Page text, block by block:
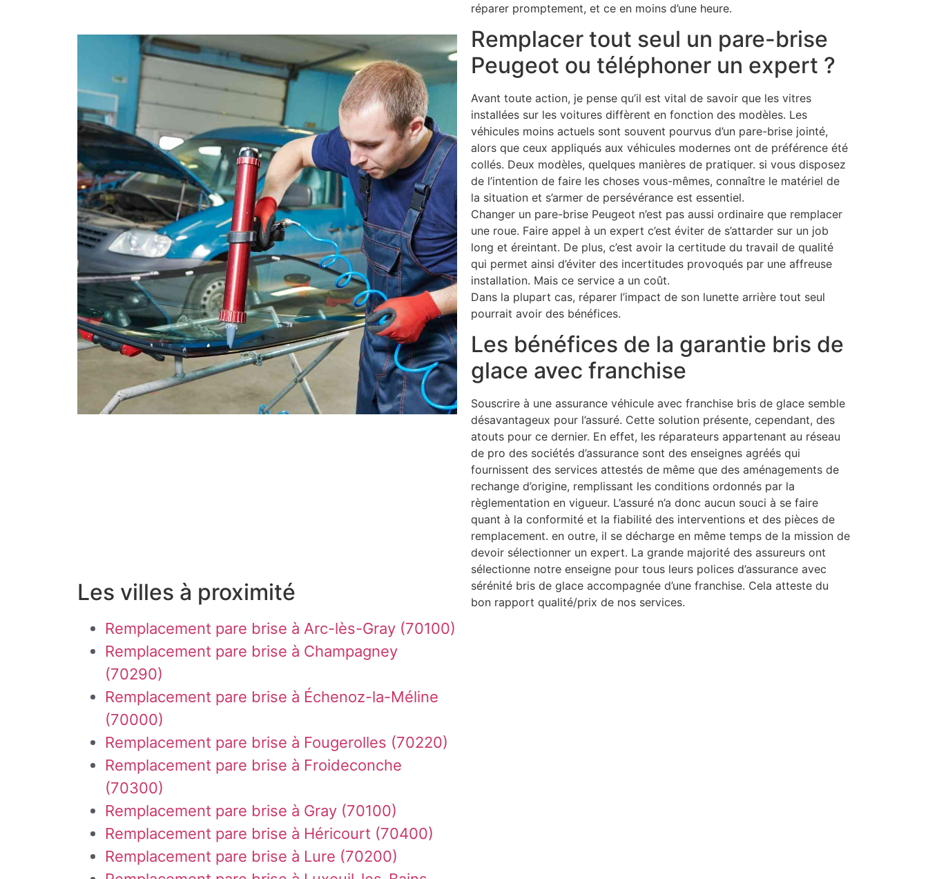
Les villes à proximité
Remplacement pare brise à Arc-lès-Gray (70100)
Remplacement pare brise à Champagney
(70290)
Remplacement pare brise à Échenoz-la-Méline
(70000)
Remplacement pare brise à Fougerolles (70220)
Remplacement pare brise à Froideconche
(70300)
Remplacement pare brise à Gray (70100)
Remplacement pare brise à Héricourt (70400)
Remplacement pare brise à Lure (70200)
réparer promptement, et ce en moins d’une heure.
Remplacer tout seul un pare-brise
Peugeot ou téléphoner un expert ?
Avant toute action, je pense qu’il est vital de savoir que les vitres
installées sur les voitures diffèrent en fonction des modèles. Les
véhicules moins actuels sont souvent pourvus d’un pare-brise jointé,
alors que ceux appliqués aux véhicules modernes ont de préférence été
collés. Deux modèles, quelques manières de pratiquer. si vous disposez
de l’intention de faire les choses vous-mêmes, connaître le matériel de
la situation et s’armer de persévérance est essentiel.
Changer un pare-brise Peugeot n’est pas aussi ordinaire que remplacer
une roue. Faire appel à un expert c’est éviter de s’attarder sur un job
long et éreintant. De plus, c’est avoir la certitude du travail de qualité
qui permet ainsi d’éviter des incertitudes provoqués par une affreuse
installation. Mais ce service a un coût.
Dans la plupart cas, réparer l’impact de son lunette arrière tout seul
pourrait avoir des bénéfices.
Les bénéfices de la garantie bris de
glace avec franchise
Souscrire à une assurance véhicule avec franchise bris de glace semble
désavantageux pour l’assuré. Cette solution présente, cependant, des
atouts pour ce dernier. En effet, les réparateurs appartenant au réseau
de pro des sociétés d’assurance sont des enseignes agréés qui
fournissent des services attestés de même que des aménagements de
rechange d’origine, remplissant les conditions ordonnés par la
règlementation en vigueur. L’assuré n’a donc aucun souci à se faire
quant à la conformité et la fiabilité des interventions et des pièces de
remplacement. en outre, il se décharge en même temps de la mission de
devoir sélectionner un expert. La grande majorité des assureurs ont
sélectionne notre enseigne pour tous leurs polices d’assurance avec
sérénité bris de glace accompagnée d’une franchise. Cela atteste du
bon rapport qualité/prix de nos services.